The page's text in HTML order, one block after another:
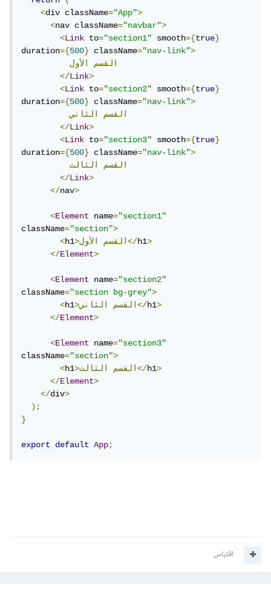
<div className="App">
<nav className="navbar">
<Link to="section1" smooth={true}
duration={500} className="nav-link">
القسم
الأول
</Link>
<Link to="section2" smooth={true}
duration={500} className="nav-link">
القسم
الثاني
</Link>
<Link to="section3" smooth={true}
duration={500} className="nav-link">
القسم
الثالث
</Link>
</nav>
<Element name="section1"
className="section">
<h1 >القسمالأول</h1>
</Element>
<Element name="section2"
className="section bg-grey">
<h1 >القسمالثاني</h1>
</Element>
<Element name="section3"
className="section">
<h1 >القسمالثالث</h1>
</Element>
</div>
);
}
export default App;
اقتباس